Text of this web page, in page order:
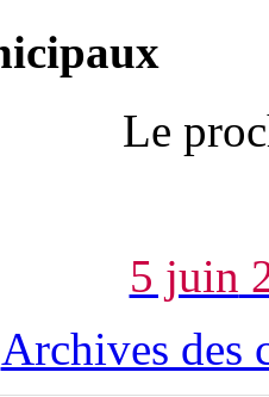
Le
5 juin
Archives des